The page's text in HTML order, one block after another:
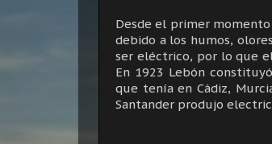
Desde el primer
debido a los humos,
ser eléctrico, por lo que
En 1923 Lebón
que tenía en Cádiz,
Santander produjo